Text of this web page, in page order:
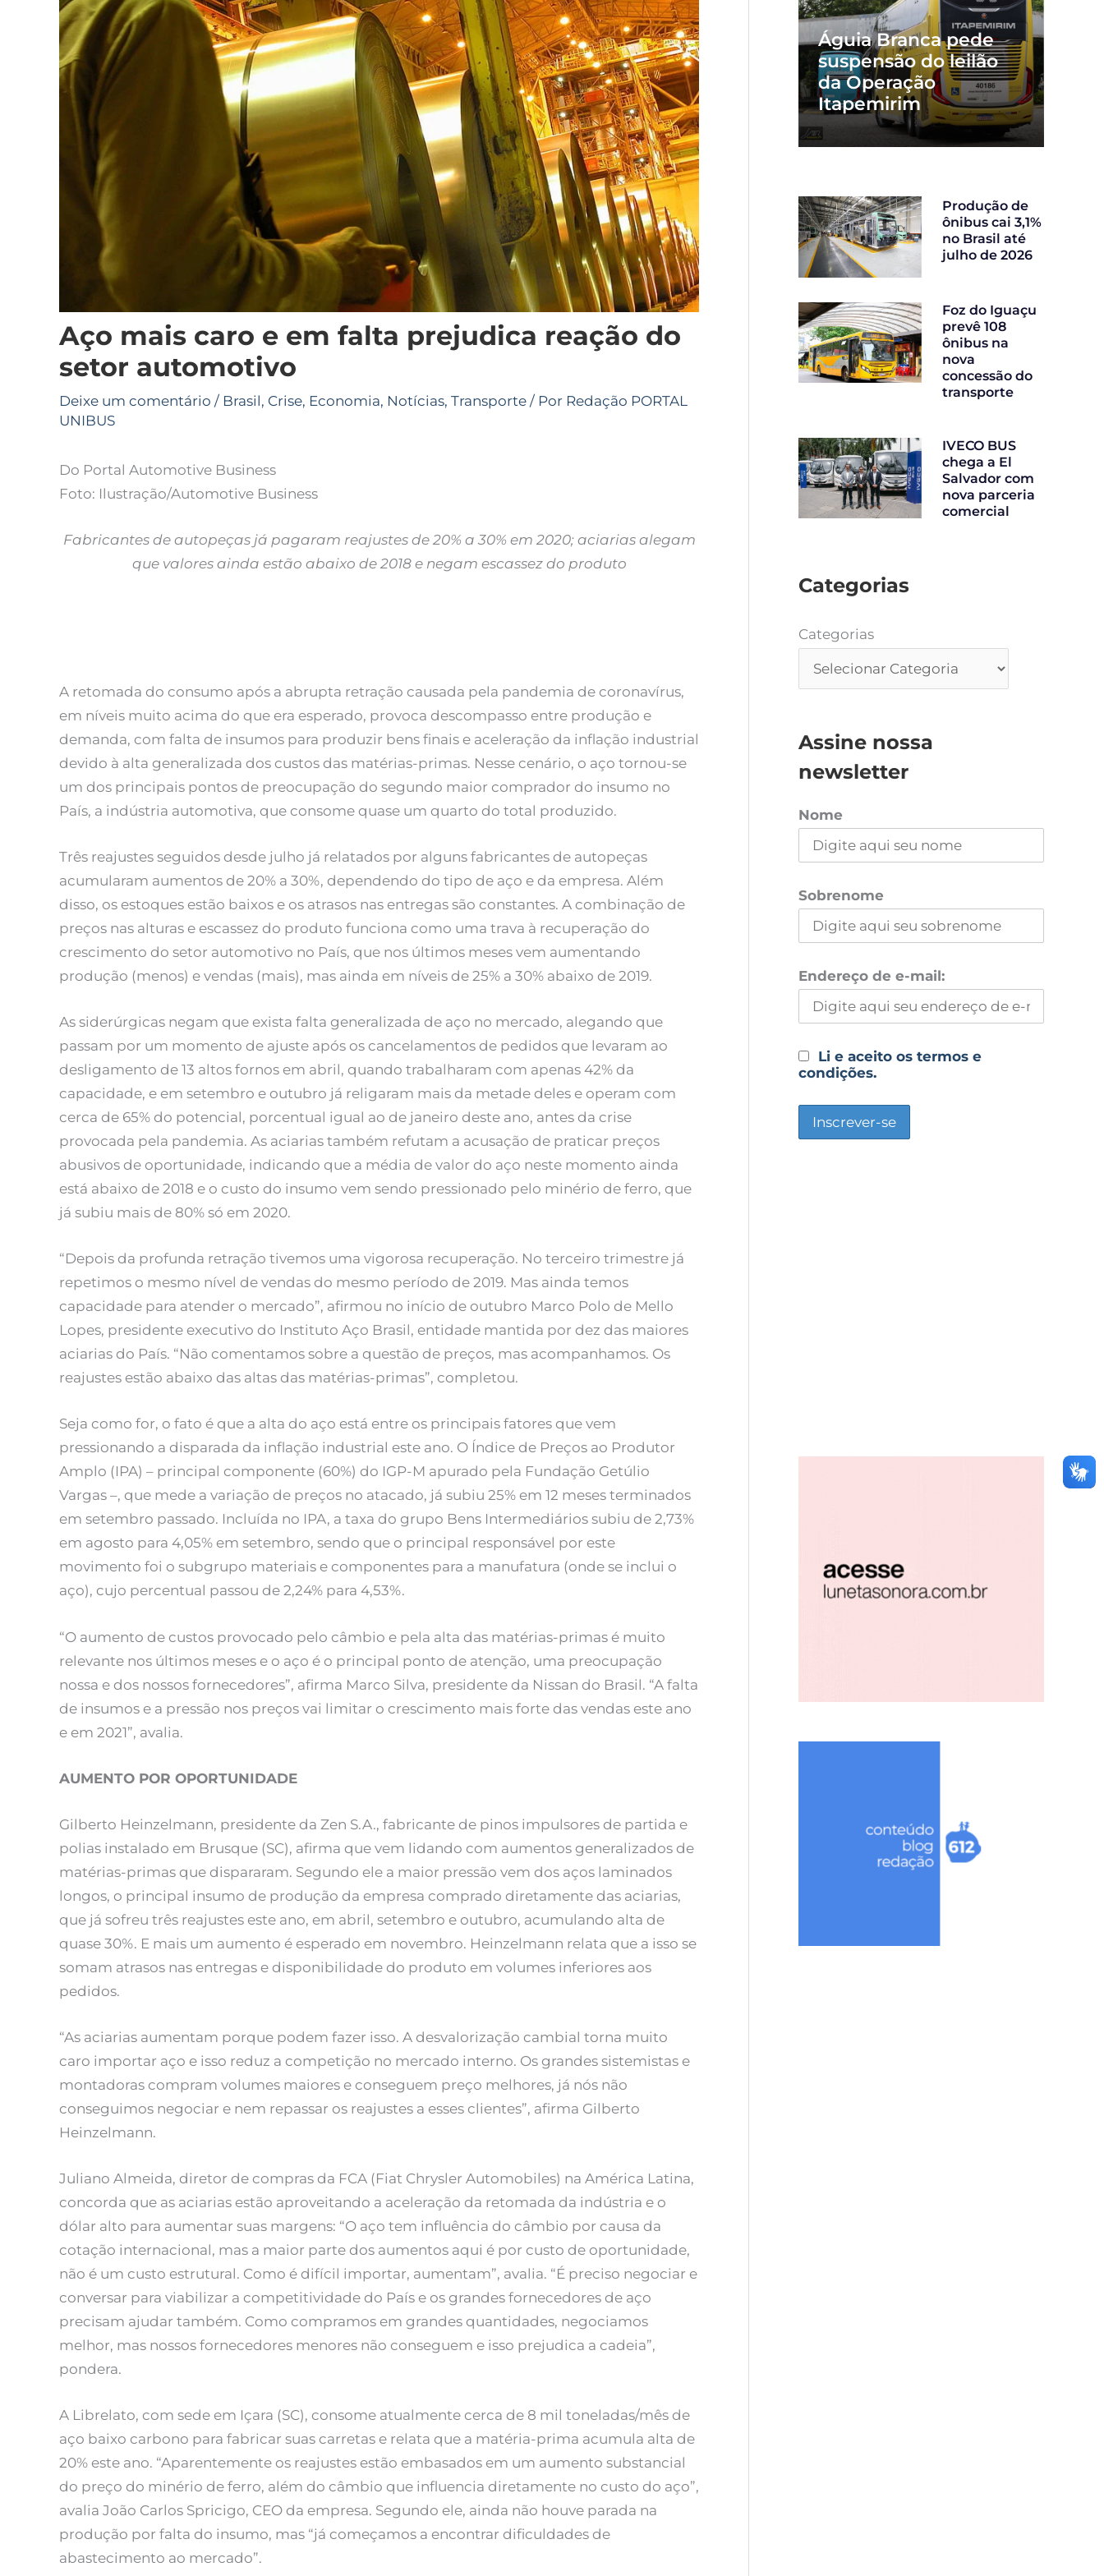
Aço mais caro e em falta prejudica reação do
setor automotivo
Deixe um comentário / Brasil, Crise, Economia, Notícias, Transporte / Por Redação PORTAL
UNIBUS
Do Portal Automotive Business
Foto: Ilustração/Automotive Business
Fabricantes de autopeças já pagaram reajustes de 20% a 30% em 2020; aciarias alegam
que valores ainda estão abaixo de 2018 e negam escassez do produto
A retomada do consumo após a abrupta retração causada pela pandemia de coronavírus,
em níveis muito acima do que era esperado, provoca descompasso entre produção e
demanda, com falta de insumos para produzir bens finais e aceleração da inflação industrial
devido à alta generalizada dos custos das matérias-primas. Nesse cenário, o aço tornou-se
um dos principais pontos de preocupação do segundo maior comprador do insumo no
País, a indústria automotiva, que consome quase um quarto do total produzido.
Três reajustes seguidos desde julho já relatados por alguns fabricantes de autopeças
acumularam aumentos de 20% a 30%, dependendo do tipo de aço e da empresa. Além
disso, os estoques estão baixos e os atrasos nas entregas são constantes. A combinação de
preços nas alturas e escassez do produto funciona como uma trava à recuperação do
crescimento do setor automotivo no País, que nos últimos meses vem aumentando
produção (menos) e vendas (mais), mas ainda em níveis de 25% a 30% abaixo de 2019.
As siderúrgicas negam que exista falta generalizada de aço no mercado, alegando que
passam por um momento de ajuste após os cancelamentos de pedidos que levaram ao
desligamento de 13 altos fornos em abril, quando trabalharam com apenas 42% da
capacidade, e em setembro e outubro já religaram mais da metade deles e operam com
cerca de 65% do potencial, porcentual igual ao de janeiro deste ano, antes da crise
provocada pela pandemia. As aciarias também refutam a acusação de praticar preços
abusivos de oportunidade, indicando que a média de valor do aço neste momento ainda
está abaixo de 2018 e o custo do insumo vem sendo pressionado pelo minério de ferro, que
já subiu mais de 80% só em 2020.
“Depois da profunda retração tivemos uma vigorosa recuperação. No terceiro trimestre já
repetimos o mesmo nível de vendas do mesmo período de 2019. Mas ainda temos
capacidade para atender o mercado”, afirmou no início de outubro Marco Polo de Mello
Lopes, presidente executivo do Instituto Aço Brasil, entidade mantida por dez das maiores
aciarias do País. “Não comentamos sobre a questão de preços, mas acompanhamos. Os
reajustes estão abaixo das altas das matérias-primas”, completou.
Seja como for, o fato é que a alta do aço está entre os principais fatores que vem
pressionando a disparada da inflação industrial este ano. O Índice de Preços ao Produtor
Amplo (IPA) – principal componente (60%) do IGP-M apurado pela Fundação Getúlio
Vargas –, que mede a variação de preços no atacado, já subiu 25% em 12 meses terminados
em setembro passado. Incluída no IPA, a taxa do grupo Bens Intermediários subiu de 2,73%
em agosto para 4,05% em setembro, sendo que o principal responsável por este
movimento foi o subgrupo materiais e componentes para a manufatura (onde se inclui o
aço), cujo percentual passou de 2,24% para 4,53%.
“O aumento de custos provocado pelo câmbio e pela alta das matérias-primas é muito
relevante nos últimos meses e o aço é o principal ponto de atenção, uma preocupação
nossa e dos nossos fornecedores”, afirma Marco Silva, presidente da Nissan do Brasil. “A falta
de insumos e a pressão nos preços vai limitar o crescimento mais forte das vendas este ano
e em 2021”, avalia.
AUMENTO POR OPORTUNIDADE
Gilberto Heinzelmann, presidente da Zen S.A., fabricante de pinos impulsores de partida e
polias instalado em Brusque (SC), afirma que vem lidando com aumentos generalizados de
matérias-primas que dispararam. Segundo ele a maior pressão vem dos aços laminados
longos, o principal insumo de produção da empresa comprado diretamente das aciarias,
que já sofreu três reajustes este ano, em abril, setembro e outubro, acumulando alta de
quase 30%. E mais um aumento é esperado em novembro. Heinzelmann relata que a isso se
somam atrasos nas entregas e disponibilidade do produto em volumes inferiores aos
pedidos.
“As aciarias aumentam porque podem fazer isso. A desvalorização cambial torna muito
caro importar aço e isso reduz a competição no mercado interno. Os grandes sistemistas e
montadoras compram volumes maiores e conseguem preço melhores, já nós não
conseguimos negociar e nem repassar os reajustes a esses clientes”, afirma Gilberto
Heinzelmann.
Juliano Almeida, diretor de compras da FCA (Fiat Chrysler Automobiles) na América Latina,
concorda que as aciarias estão aproveitando a aceleração da retomada da indústria e o
dólar alto para aumentar suas margens: “O aço tem influência do câmbio por causa da
cotação internacional, mas a maior parte dos aumentos aqui é por custo de oportunidade,
não é um custo estrutural. Como é difícil importar, aumentam”, avalia. “É preciso negociar e
conversar para viabilizar a competitividade do País e os grandes fornecedores de aço
precisam ajudar também. Como compramos em grandes quantidades, negociamos
melhor, mas nossos fornecedores menores não conseguem e isso prejudica a cadeia”,
pondera.
A Librelato, com sede em Içara (SC), consome atualmente cerca de 8 mil toneladas/mês de
aço baixo carbono para fabricar suas carretas e relata que a matéria-prima acumula alta de
20% este ano. “Aparentemente os reajustes estão embasados em um aumento substancial
do preço do minério de ferro, além do câmbio que influencia diretamente no custo do aço”,
avalia João Carlos Spricigo, CEO da empresa. Segundo ele, ainda não houve parada na
produção por falta do insumo, mas “já começamos a encontrar dificuldades de
abastecimento ao mercado”.
Águia Branca pede
suspensão do leilão
da Operação
Itapemirim
Produção de
ônibus cai 3,1%
no Brasil até
julho de 2026
Foz do Iguaçu
prevê 108
ônibus na
nova
concessão do
transporte
IVECO BUS
chega a El
Salvador com
nova parceria
comercial
Categorias
Categorias
Assine nossa
newsletter
Nome
Sobrenome
Endereço de e-mail:
Li e aceito os termos e
condições.